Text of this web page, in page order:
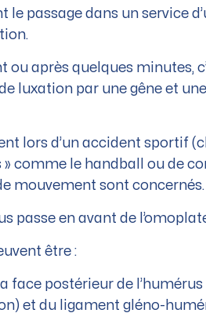
passage dans un service
après quelques minutes,
luxation par une gêne et
lors d’un accident sportif
» comme le handball ou de
mouvement sont concernés.
passe en avant de
être :
face postérieur de l’humérus
et du ligament gléno-